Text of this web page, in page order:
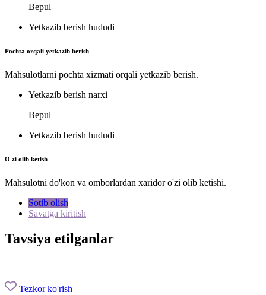
Bepul
Yetkazib berish hududi
Pochta orqali yetkazib berish
Mahsulotlarni pochta xizmati orqali yetkazib berish.
Yetkazib berish narxi
Bepul
Yetkazib berish hududi
O'zi olib ketish
Mahsulotni do'kon va omborlardan xaridor o'zi olib ketishi.
Sotib olish
Savatga kiritish
Tavsiya etilganlar
Tezkor ko'rish